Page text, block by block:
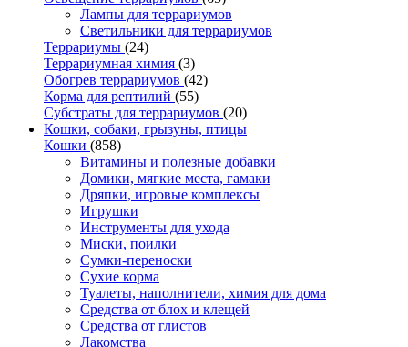
Лампы для террариумов
Светильники для террариумов
Террариумы (24)
Террариумная химия (3)
Обогрев террариумов (42)
Корма для рептилий (55)
Субстраты для террариумов (20)
Кошки, собаки, грызуны, птицы
Кошки (858)
Витамины и полезные добавки
Домики, мягкие места, гамаки
Дряпки, игровые комплексы
Игрушки
Инструменты для ухода
Миски, поилки
Сумки-переноски
Сухие корма
Туалеты, наполнители, химия для дома
Средства от блох и клещей
Средства от глистов
Лакомства